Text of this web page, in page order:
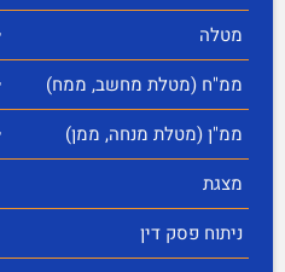
מטלה
ממ"ח (מטלת מחשב, ממח)
ממ"ן (מטלת מנחה, ממן)
מצגת
ניתוח פסק דין